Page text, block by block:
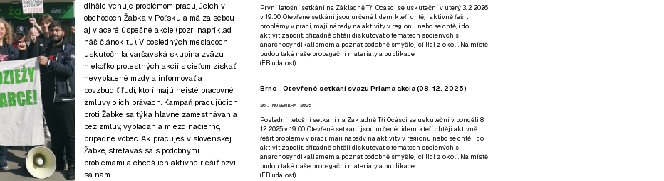
dlhšie venuje problémom pracujúcich v
obchodoch Žabka v Poľsku a má za sebou
aj viaceré úspešné akcie (pozri napríklad
náš článok tu). V posledných mesiacoch
uskutočnila varšavská skupina zväzu
niekoľko protestných akcií s cieľom získať
nevyplatené mzdy a informovať a
povzbudiť ľudí, ktorí majú neisté pracovné
zmluvy o ich právach. Kampaň pracujúcich
proti Žabke sa týka hlavne zamestnávania
bez zmlúv, vyplácania miezd načierno,
prípadne vôbec. Ak pracuješ v slovenskej
Žabke, stretávaš sa s podobnými
problémami a chceš ich aktívne riešiť, ozvi
sa nám.
První letošní setkání na Základně Tři Ocásci se uskuteční v úterý 3. 2. 2026
v 19:00. Otevřené setkání jsou určené lidem, kteří chtějí aktivně řešit
problémy v práci, mají nápady na aktivity v regionu nebo se chtějí do
aktivit zapojit, případně chtějí diskutovat o tématech spojených s
anarchosyndikalismem a poznat podobně smýšlející lidi z okolí. Na místě
budou také naše propagační materiály a publikace.
(FB událost)
Brno - Otevřené setkání svazu Priama akcia (08. 12. 2025)
26. NOVEMBRA 2025
Poslední letošní setkání na Základně Tři Ocásci se uskuteční v ponděli 8.
12. 2025 v 19:00. Otevřené setkání jsou určené lidem, kteří chtějí aktivně
řešit problémy v práci, mají nápady na aktivity v regionu nebo se chtějí do
aktivit zapojit, případně chtějí diskutovat o tématech spojených s
anarchosyndikalismem a poznat podobně smýšlející lidi z okolí. Na místě
budou také naše propagační materiály a publikace.
(FB událost)